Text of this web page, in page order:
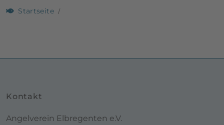
Startseite
Kontakt
Angelverein Elbregenten e.V.